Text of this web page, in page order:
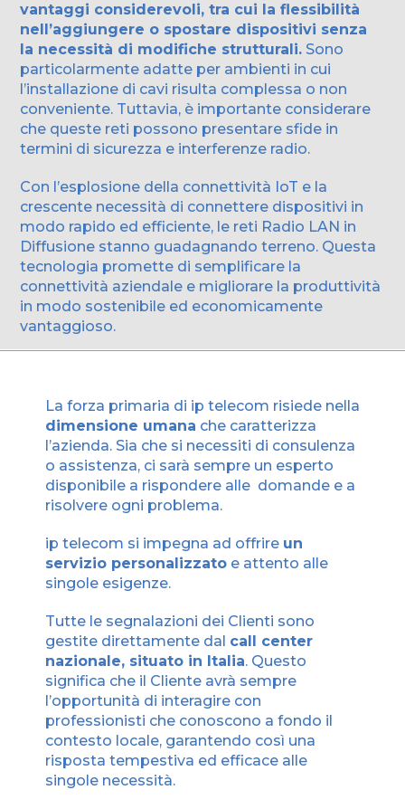
vantaggi considerevoli, tra cui la flessibilità
nell’aggiungere o spostare dispositivi senza
la necessità di modifiche strutturali. Sono
particolarmente adatte per ambienti in cui
l’installazione di cavi risulta complessa o non
conveniente. Tuttavia, è importante considerare
che queste reti possono presentare sfide in
termini di sicurezza e interferenze radio.
Con l’esplosione della connettività IoT e la
crescente necessità di connettere dispositivi in
modo rapido ed efficiente, le reti Radio LAN in
Diffusione stanno guadagnando terreno. Questa
tecnologia promette di semplificare la
connettività aziendale e migliorare la produttività
in modo sostenibile ed economicamente
vantaggioso.
La forza primaria di ip telecom risiede nella
dimensione umana che caratterizza
l’azienda. Sia che si necessiti di consulenza
o assistenza, ci sarà sempre un esperto
disponibile a rispondere alle domande e a
risolvere ogni problema.
ip telecom si impegna ad offrire un
servizio personalizzato e attento alle
singole esigenze.
Tutte le segnalazioni dei Clienti sono
gestite direttamente dal call center
nazionale, situato in Italia. Questo
significa che il Cliente avrà sempre
l’opportunità di interagire con
professionisti che conoscono a fondo il
contesto locale, garantendo così una
risposta tempestiva ed efficace alle
singole necessità.